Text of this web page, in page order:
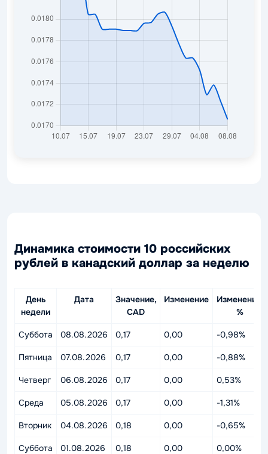
Динамика стоимости 10 российских
рублей в канадский доллар за неделю
День
недели
Дата
Значение,
CAD
Изменение
Изменение,
%
Суббота 08.08.2026 0,17 0,00 -0,98%
Пятница 07.08.2026 0,17 0,00 -0,88%
Четверг 06.08.2026 0,17 0,00 0,53%
Среда 05.08.2026 0,17 0,00 -1,31%
Вторник 04.08.2026 0,18 0,00 -0,65%
Суббота 01.08.2026 0,18 0,00 0,00%